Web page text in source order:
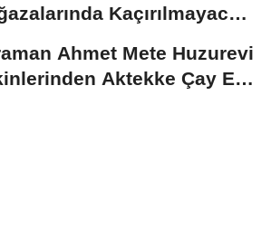
Kaçırılmayacak
Ahmet Mete Huzurevi
Aktekke Çay Evi